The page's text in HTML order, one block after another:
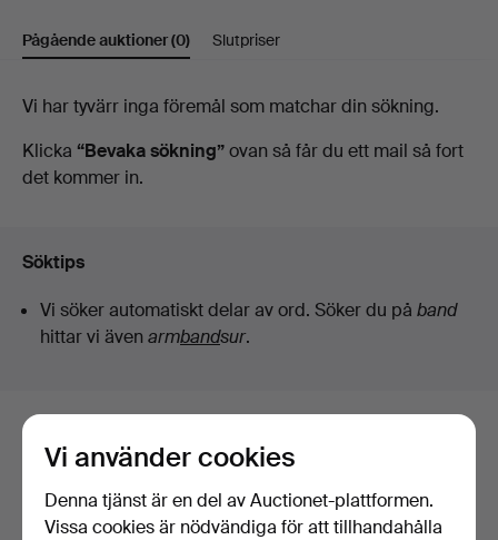
Auktionsverk
Art
Pågående auktioner(0) Slutpriser
Pågående
auktioner
Vi har tyvärr inga föremål som matchar din sökning.
Klicka “Bevaka sökning”ovan så får du ett mail så fort
det kommer in.
Söktips
Vi söker automatiskt delar av ord. Söker du på band
hittar vi även armbandsur.
Här är föremål från vårt arkiv som
matchar din sökning
Visa alla föremål
Vi använder cookies
Denna tjänst är en del av Auctionet-plattformen.
Vissa cookies är nödvändiga för att tillhandahålla